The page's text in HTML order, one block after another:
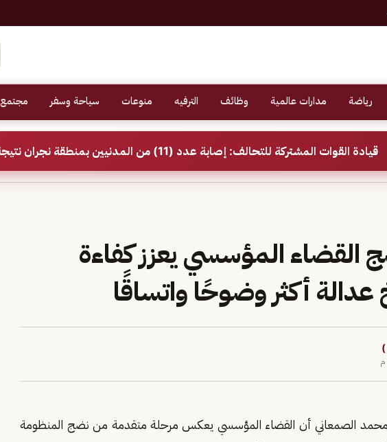
رياضة مدارات عالمية وظائف الترفيه منوعات سياحة وسفر مجتمع
قيادة القوات المشتركة للتحالف: إصابة عدد (11) من المدنيين بمنطقة نجران نتيجة اعتداءات إرهابية حوثية
القضاء المؤسسي يعزز كفاءة
أكثر وضوحًا واتساقًا
)
محمد الصمعاني أن القضاء المؤسسي يعكس مرحلة متقدمة من نضج المنظومة